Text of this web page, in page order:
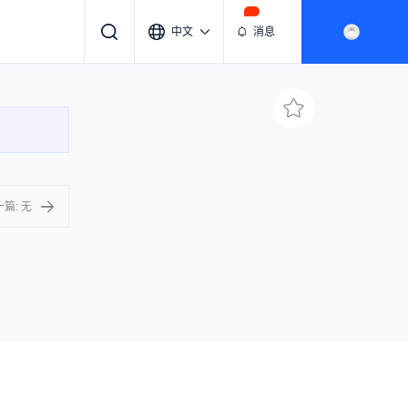
中文 消息
篇: 无